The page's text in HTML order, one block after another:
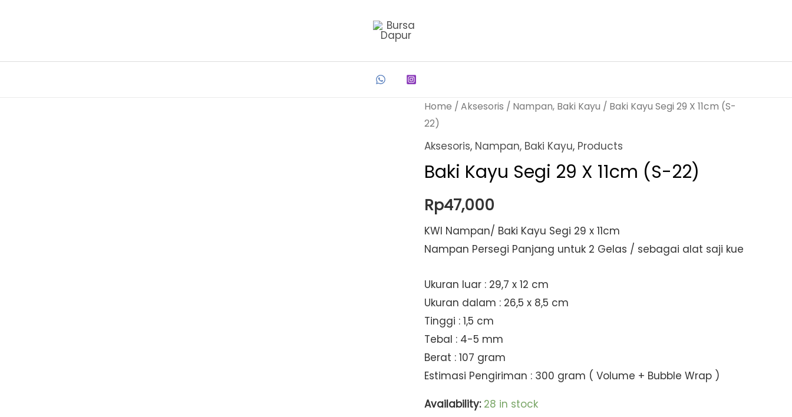
Home / Aksesoris / Nampan, Baki Kayu / Baki Kayu Segi 29 X 11cm (S-
22)
Aksesoris, Nampan, Baki Kayu, Products
Baki Kayu Segi 29 X 11cm (S-22)
Rp47,000
KWI Nampan/ Baki Kayu Segi 29 x 11cm
Nampan Persegi Panjang untuk 2 Gelas / sebagai alat saji kue
Ukuran luar : 29,7 x 12 cm
Ukuran dalam : 26,5 x 8,5 cm
Tinggi : 1,5 cm
Tebal : 4-5 mm
Berat : 107 gram
Estimasi Pengiriman : 300 gram ( Volume + Bubble Wrap )
Availability: 28 in stock